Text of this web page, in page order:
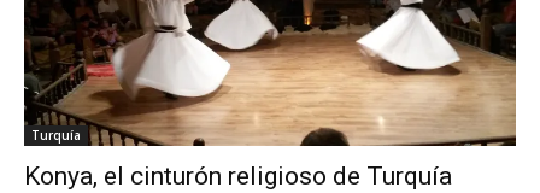
My
Turquía
Konya, el cinturón religioso de Turquía